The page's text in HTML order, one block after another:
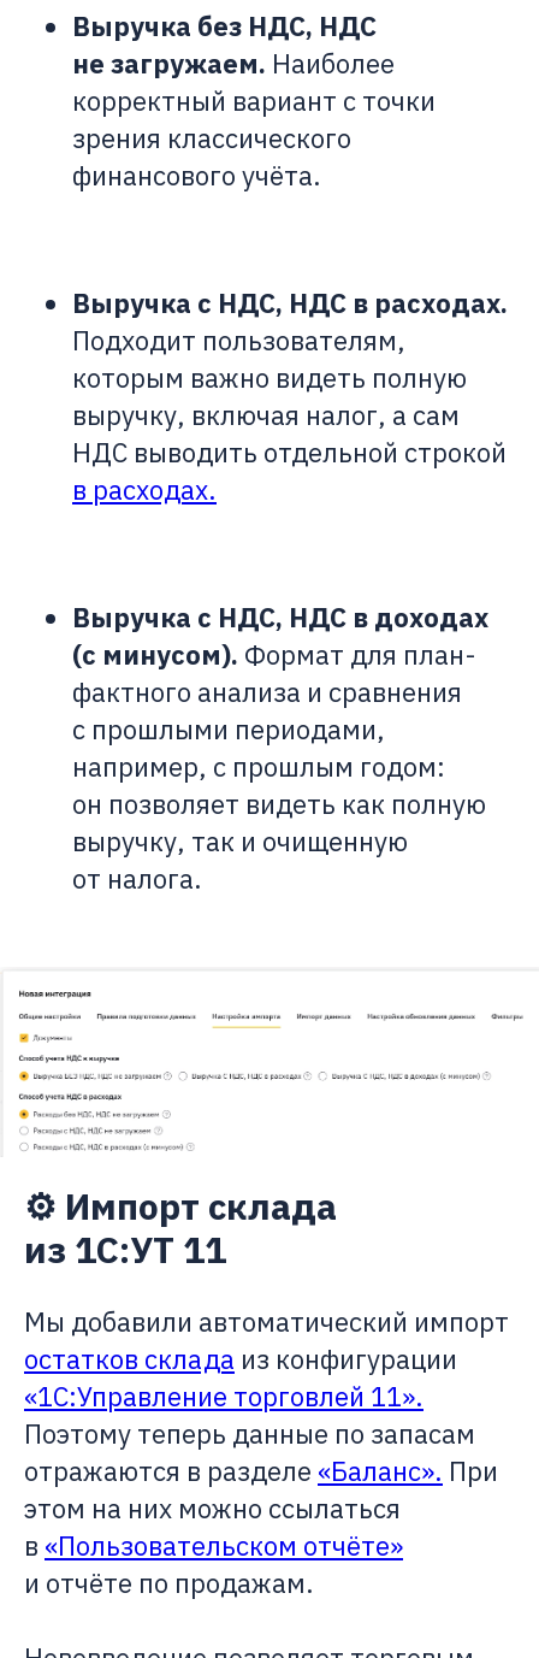
Выручка без НДС, НДС
не загружаем. Наиболее
корректный вариант с точки
зрения классического
финансового учёта.
Выручка с НДС, НДС в расходах.
Подходит пользователям,
которым важно видеть полную
выручку, включая налог, а сам
НДС выводить отдельной строкой
в расходах.
Выручка с НДС, НДС в доходах
(с минусом). Формат для план-
фактного анализа и сравнения
с прошлыми периодами,
например, с прошлым годом:
он позволяет видеть как полную
выручку, так и очищенную
от налога.
⚙️ Импорт склада
из 1С:УТ 11
Мы добавили автоматический импорт
остатков склада из конфигурации
«1С:Управление торговлей 11».
Поэтому теперь данные по запасам
отражаются в разделе «Баланс». При
этом на них можно ссылаться
в «Пользовательском отчёте»
и отчёте по продажам.